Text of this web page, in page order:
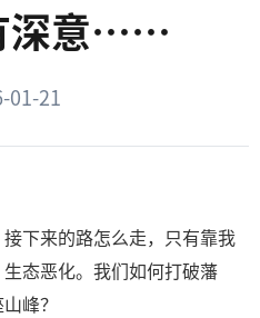
深意……
01-21
下来的路怎么走，只有靠我
态恶化。我们如何打破藩
峰？